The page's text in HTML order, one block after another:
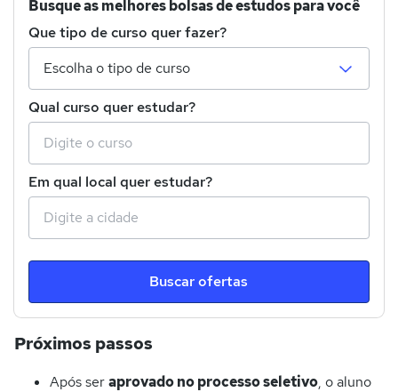
Busque as melhores bolsas de estudos para você
Que tipo de curso quer fazer?
Qual curso quer estudar?
Em qual local quer estudar?
Buscar ofertas
Próximos passos
Após seraprovado no processo seletivo, o aluno